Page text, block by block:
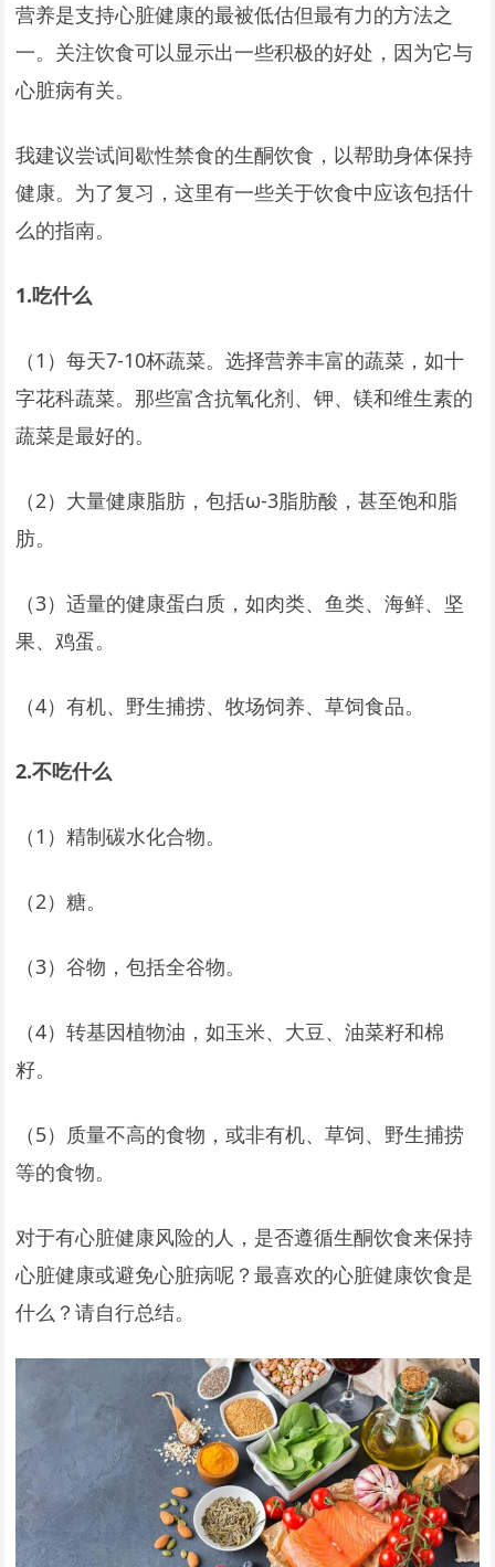
营养是支持心脏健康的最被低估但最有力的方法之
一。关注饮食可以显示出一些积极的好处，因为它与
心脏病有关。
我建议尝试间歇性禁食的生酮饮食，以帮助身体保持
健康。为了复习，这里有一些关于饮食中应该包括什
么的指南。
1.吃什么
（1）每天7-10杯蔬菜。选择营养丰富的蔬菜，如十
字花科蔬菜。那些富含抗氧化剂、钾、镁和维生素的
蔬菜是最好的。
（2）大量健康脂肪，包括ω-3脂肪酸，甚至饱和脂
肪。
（3）适量的健康蛋白质，如肉类、鱼类、海鲜、坚
果、鸡蛋。
（4）有机、野生捕捞、牧场饲养、草饲食品。
2.不吃什么
（1）精制碳水化合物。
（2）糖。
（3）谷物，包括全谷物。
（4）转基因植物油，如玉米、大豆、油菜籽和棉
籽。
（5）质量不高的食物，或非有机、草饲、野生捕捞
等的食物。
对于有心脏健康风险的人，是否遵循生酮饮食来保持
心脏健康或避免心脏病呢？最喜欢的心脏健康饮食是
什么？请自行总结。